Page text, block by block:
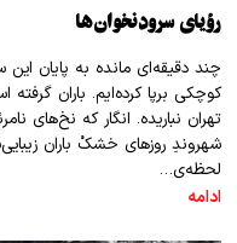
رؤیای سرودنخوان‌ها
چند دقیقه‌ای مانده به پایان
کوچکی بر‌پا کرده‌ایم. باران
تهران نباریده. انگار که نخ‌های
شهروندِ روز‌های خشکْ باران
لحظه‌ی…
ادامه